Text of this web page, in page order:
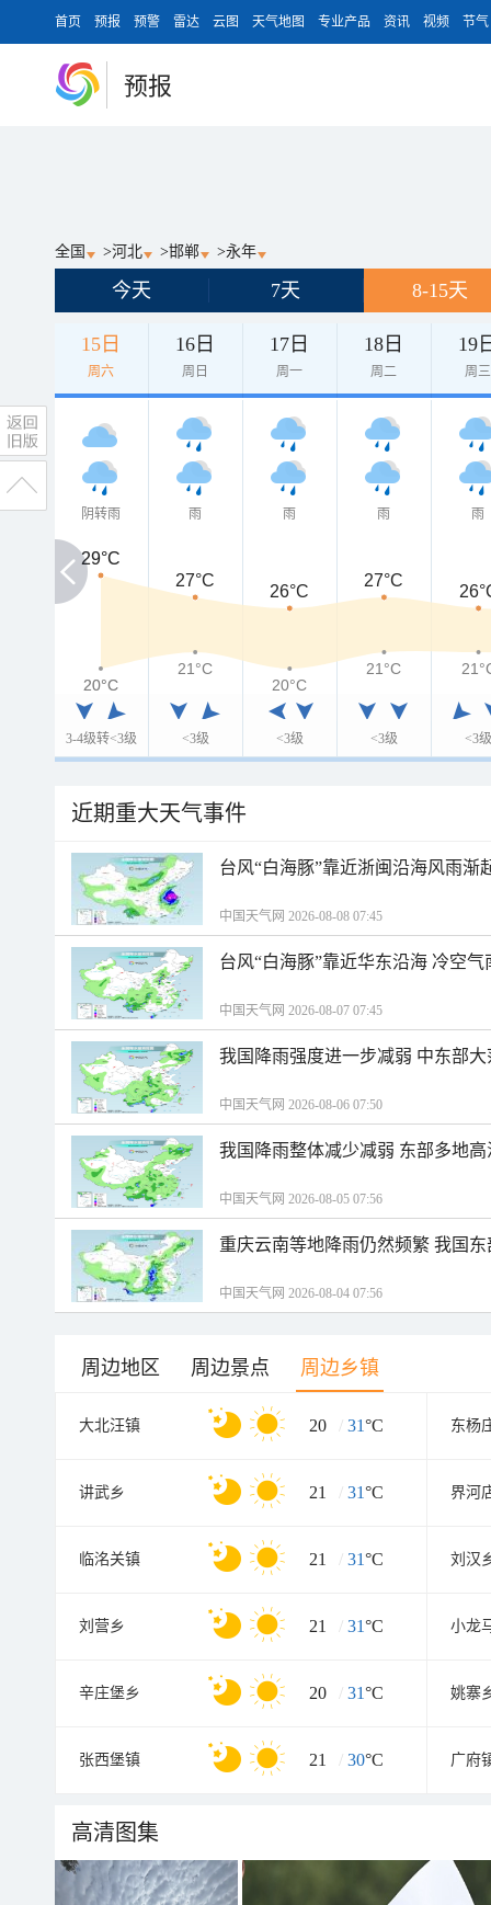
首页 预报 预警 雷达 云图 天气地图 专业产品 资讯 视频 节气
预报
全国 >河北 >邯郸 >永年
今天 7天 8-15天
15日
周六
16日
周日
17日
周一
18日
周二
19
周三
阴转雨
3-4级转<3级
雨
<3级
雨
<3级
雨
<3级
雨
<3级
29°C
29°C
27°C
26°C
27°C
20°C
20°C
21°C
20°C
21°C
近期重大天气事件
台风“白海豚”靠近浙闽沿海风雨渐
中国天气网 2026-08-08 07:45
台风“白海豚”靠近华东沿海 冷空
中国天气网 2026-08-07 07:45
我国降雨强度进一步减弱 中东部
中国天气网 2026-08-06 07:50
我国降雨整体减少减弱 东部多地
中国天气网 2026-08-05 07:56
重庆云南等地降雨仍然频繁 我国
中国天气网 2026-08-04 07:56
周边地区 周边景点 周边乡镇
大北汪镇 20 / 31°C 东杨
讲武乡 21 / 31°C 界河
临洺关镇 21 / 31°C 刘汉
刘营乡 21 / 31°C 小龙
辛庄堡乡 20 / 31°C 姚寨
张西堡镇 21 / 30°C 广府
高清图集